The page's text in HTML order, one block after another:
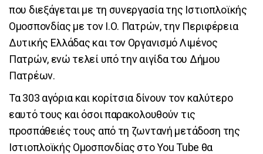
που διεξάγεται με τη συνεργασία της Ιστιοπλοϊκής
Ομοσπονδίας με τον Ι.Ο. Πατρών, την Περιφέρεια
Δυτικής Ελλάδας και τον Οργανισμό Λιμένος
Πατρών, ενώ τελεί υπό την αιγίδα του Δήμου
Πατρέων.
Τα 303 αγόρια και κορίτσια δίνουν τον καλύτερο
εαυτό τους και όσοι παρακολουθούν τις
προσπάθειές τους από τη ζωντανή μετάδοση της
Ιστιοπλοϊκής Ομοσπονδίας στο You Tube θα